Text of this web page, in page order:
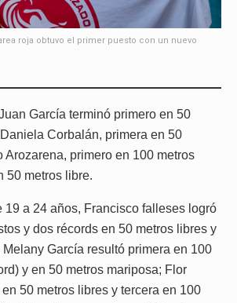
roja obtuvo el primer puesto con un nuevo
García terminó primero en 50
Corbalán, primera en 50
Arozarena, primero en 100 metros
50 metros libre.
19 a 24 años, Francisco falleses logró
y dos récords en 50 metros libres y
García resultó primera en 100
y en 50 metros mariposa; Flor
50 metros libres y tercera en 100